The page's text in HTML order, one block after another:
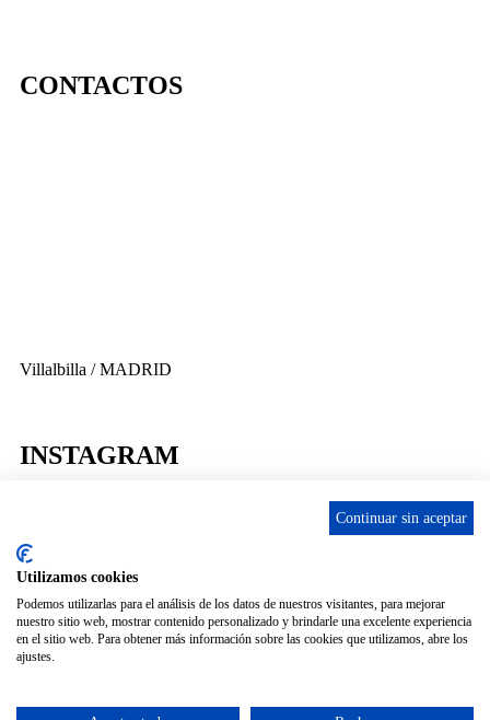
CONTACTOS
Villalbilla / MADRID
INSTAGRAM
ENLACES
Contacta
Adopta un perro
Continuar sin aceptar
Utilizamos cookies
Podemos utilizarlas para el análisis de los datos de nuestros visitantes, para mejorar
nuestro sitio web, mostrar contenido personalizado y brindarle una excelente experiencia
en el sitio web. Para obtener más información sobre las cookies que utilizamos, abre los
ajustes.